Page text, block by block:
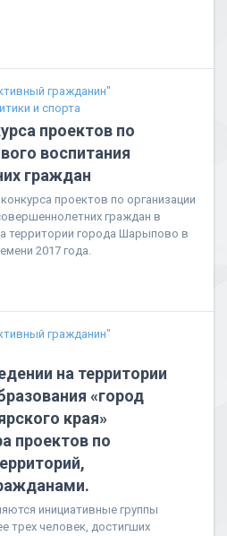
гражданин"
и спорта
проектов по
воспитания
граждан
проектов по организации
граждан в
территории города Шарыпово в
2017 года.
гражданин"
на территории
«город
края»
проектов по
инициативные группы
трех человек, достигших